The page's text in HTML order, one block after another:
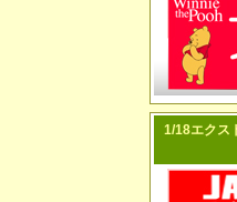
1/18エクス